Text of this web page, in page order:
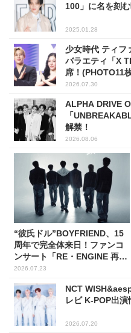
100」に名を刻
2025.01.28
少女時代 ティフ
バラエティ「X
席！(PHOTO11
2026.07.30
ALPHA DRIVE
「
解禁！
2026.08.06
“彼氏ドル”BOYFRIEND、15
周年で完全体来日！ファンコ
ンサート「RE・ENGINE 再
動」開催決定
2026.07.23
NCT
レビ K-POP出演
2026.07.20